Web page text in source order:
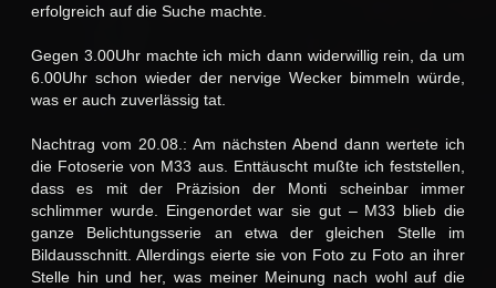
erfolgreich auf die Suche machte.
Gegen 3.00Uhr machte ich mich dann widerwillig rein, da um
6.00Uhr schon wieder der nervige Wecker bimmeln würde,
was er auch zuverlässig tat.
Nachtrag vom 20.08.: Am nächsten Abend dann wertete ich
die Fotoserie von M33 aus. Enttäuscht mußte ich feststellen,
dass es mit der Präzision der Monti scheinbar immer
schlimmer wurde. Eingenordet war sie gut – M33 blieb die
ganze Belichtungsserie an etwa der gleichen Stelle im
Bildausschnitt. Allerdings eierte sie von Foto zu Foto an ihrer
Stelle hin und her, was meiner Meinung nach wohl auf die